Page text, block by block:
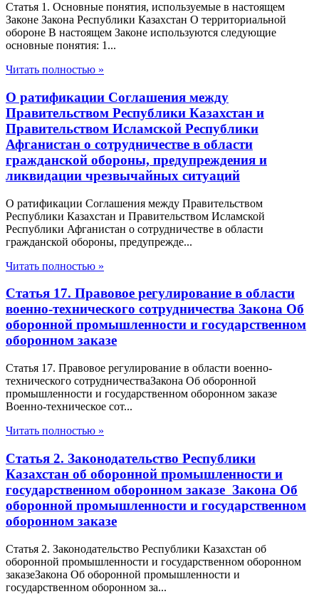
Статья 1. Основные понятия, используемые в настоящем
Законе Закона Республики Казахстан О территориальной
обороне В настоящем Законе используются следующие
основные понятия: 1...
Читать полностью »
О ратификации Соглашения между
Правительством Республики Казахстан и
Правительством Исламской Республики
Афганистан о сотрудничестве в области
гражданской обороны, предупреждения и
ликвидации чрезвычайных ситуаций
О ратификации Соглашения между Правительством
Республики Казахстан и Правительством Исламской
Республики Афганистан о сотрудничестве в области
гражданской обороны, предупрежде...
Читать полностью »
Статья 17. Правовое регулирование в области
военно-технического сотрудничества Закона Об
оборонной промышленности и государственном
оборонном заказе
Статья 17. Правовое регулирование в области военно-
технического сотрудничестваЗакона Об оборонной
промышленности и государственном оборонном заказе
Военно-техническое сот...
Читать полностью »
Статья 2. Законодательство Республики
Казахстан об оборонной промышленности и
государственном оборонном заказе Закона Об
оборонной промышленности и государственном
оборонном заказе
Статья 2. Законодательство Республики Казахстан об
оборонной промышленности и государственном оборонном
заказеЗакона Об оборонной промышленности и
государственном оборонном за...